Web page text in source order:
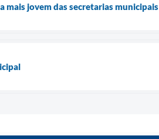
jovem das secretarias municipais